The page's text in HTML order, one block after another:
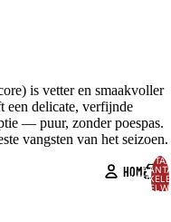
HOME
is vetter en smaakvoller
een delicate, verfijnde
— puur, zonder poespas.
vangsten van het seizoen.